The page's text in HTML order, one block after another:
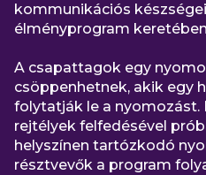
kommunikációs
élményprogram
A csapattagok egy
csöppenhetnek, akik egy
folytatják le a nyomozást.
rejtélyek felfedésével
helyszínen tartózkodó
résztvevők a program